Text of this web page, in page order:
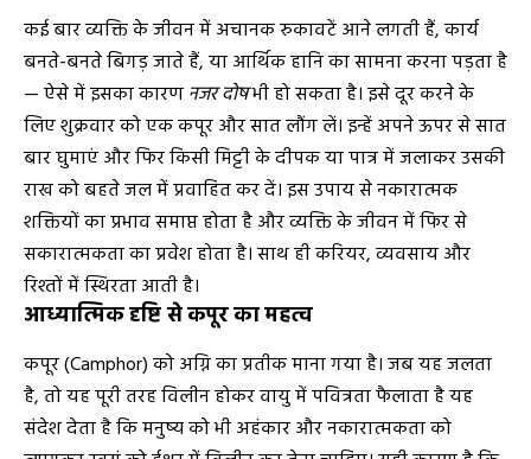
कई बार व्यक्ति के जीवन में अचानक रुकावटें आने लगती हैं, कार्य
बनते-बनते बिगड़ जाते हैं, या आर्थिक हानि का सामना करना पड़ता है
— ऐसे में इसका कारणनजर दोषभी हो सकता है। इसे दूर करने के
लिए शुक्रवार को एक कपूर और सात लौंग लें। इन्हें अपने ऊपर से सात
बार घुमाएं और फिर किसी मिट्टी के दीपक या पात्र में जलाकर उसकी
राख को बहते जल में प्रवाहित कर दें। इस उपाय से नकारात्मक
शक्तियों का प्रभाव समाप्त होता है और व्यक्ति के जीवन में फिर से
सकारात्मकता का प्रवेश होता है। साथ ही करियर, व्यवसाय और
रिश्तों में स्थिरता आती है।
आध्यात्मिक दृष्टि से कपूर का महत्व
कपूर (Camphor) को अग्नि का प्रतीक माना गया है। जब यह जलता
है, तो यह पूरी तरह विलीन होकर वायु में पवित्रता फैलाता है यह
संदेश देता है कि मनुष्य को भी अहंकार और नकारात्मकता को